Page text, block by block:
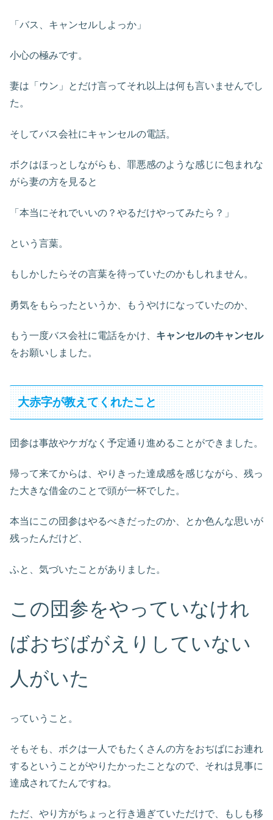
「バス、キャンセルしよっか」
小心の極みです。
妻は「ウン」とだけ言ってそれ以上は何も言いませんでし
た。
そしてバス会社にキャンセルの電話。
ボクはほっとしながらも、罪悪感のような感じに包まれな
がら妻の方を見ると
「本当にそれでいいの？やるだけやってみたら？」
という言葉。
もしかしたらその言葉を待っていたのかもしれません。
勇気をもらったというか、もうやけになっていたのか、
もう一度バス会社に電話をかけ、 キャンセルのキャンセル
をお願いしました。
大赤字が教えてくれたこと
団参は事故やケガなく予定通り進めることができました。
帰って来てからは、やりきった達成感を感じながら、残っ
た大きな借金のことで頭が一杯でした。
本当にこの団参はやるべきだったのか、とか色んな思いが
残ったんだけど、
ふと、気づいたことがありました。
この団参をやっていなけれ
ばおぢばがえりしていない
人がいた
っていうこと。
そもそも、ボクは一人でもたくさんの方をおぢばにお連れ
するということがやりたかったことなので、それは見事に
達成されてたんですね。
ただ、やり方がちょっと行き過ぎていただけで、もしも移